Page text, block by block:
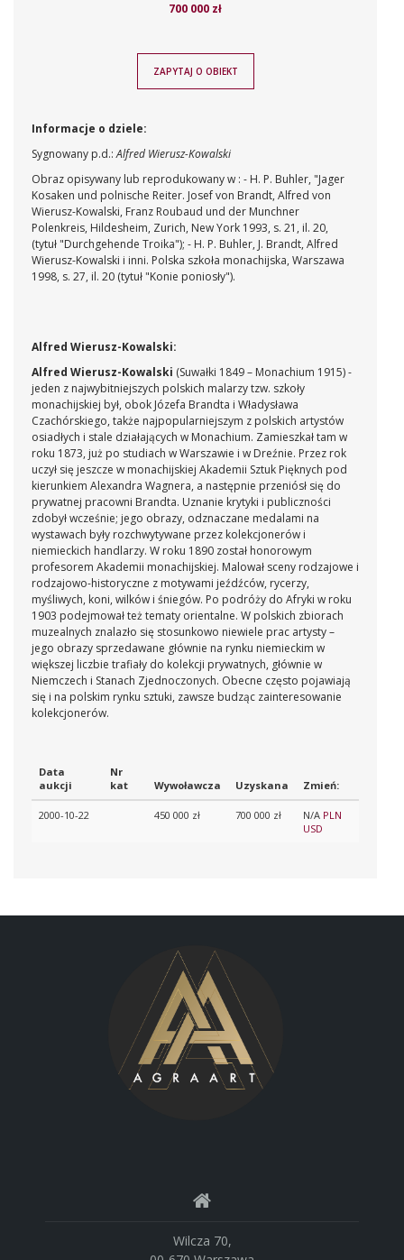
700 000 zł
ZAPYTAJ O OBIEKT
Informacje o dziele:
Sygnowany p.d.:Alfred Wierusz-Kowalski
Obraz opisywany lub reprodukowany w : - H. P. Buhler, "Jager
Kosaken und polnische Reiter. Josef von Brandt, Alfred von
Wierusz-Kowalski, Franz Roubaud und der Munchner
Polenkreis, Hildesheim, Zurich, New York 1993, s. 21, il. 20,
(tytuł "Durchgehende Troika"); - H. P. Buhler, J. Brandt, Alfred
Wierusz-Kowalski i inni. Polska szkoła monachijska, Warszawa
1998, s. 27, il. 20 (tytuł "Konie poniosły").
Alfred Wierusz-Kowalski:
Alfred Wierusz-Kowalski (Suwałki 1849 – Monachium 1915) -
jeden z najwybitniejszych polskich malarzy tzw. szkoły
monachijskiej był, obok Józefa Brandta i Władysława
Czachórskiego, także najpopularniejszym z polskich artystów
osiadłych i stale działających w Monachium. Zamieszkał tam w
roku 1873, już po studiach w Warszawie i w Dreźnie. Przez rok
uczył się jeszcze w monachijskiej Akademii Sztuk Pięknych pod
kierunkiem Alexandra Wagnera, a następnie przeniósł się do
prywatnej pracowni Brandta. Uznanie krytyki i publiczności
zdobył wcześnie; jego obrazy, odznaczane medalami na
wystawach były rozchwytywane przez kolekcjonerów i
niemieckich handlarzy. W roku 1890 został honorowym
profesorem Akademii monachijskiej. Malował sceny rodzajowe i
rodzajowo-historyczne z motywami jeźdźców, rycerzy,
myśliwych, koni, wilków i śniegów. Po podróży do Afryki w roku
1903 podejmował też tematy orientalne. W polskich zbiorach
muzealnych znalazło się stosunkowo niewiele prac artysty –
jego obrazy sprzedawane głównie na rynku niemieckim w
większej liczbie trafiały do kolekcji prywatnych, głównie w
Niemczech i Stanach Zjednoczonych. Obecne często pojawiają
się i na polskim rynku sztuki, zawsze budząc zainteresowanie
kolekcjonerów.
Data
aukcji
Nr
kat
Wywoławcza Uzyskana Zmień:
2000-10-22 450 000 zł 700 000 zł N/A PLN
USD
Wilcza 70,